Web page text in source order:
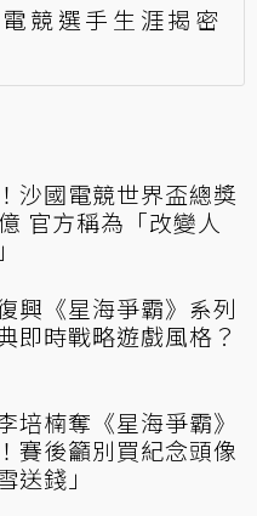
競選手生涯揭密
沙國電競世界盃總獎
官方稱為「改變人
興《星海爭霸》系列
即時戰略遊戲風格？
培楠奪《星海爭霸》
賽後籲別買紀念頭像
送錢」